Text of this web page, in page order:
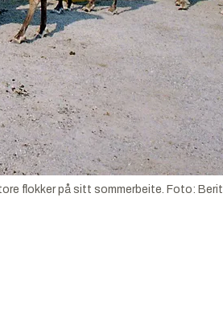
flokker på sitt sommerbeite. Foto: Berit